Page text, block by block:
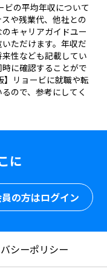
ビの平均年収について
や残業代、他社との
キャリアガイドユー
ただけます。年収だ
性なども記載してい
に確認することがで
】リョービに就職や転
ので、参考にしてく
に
の方はログイン
シーポリシー